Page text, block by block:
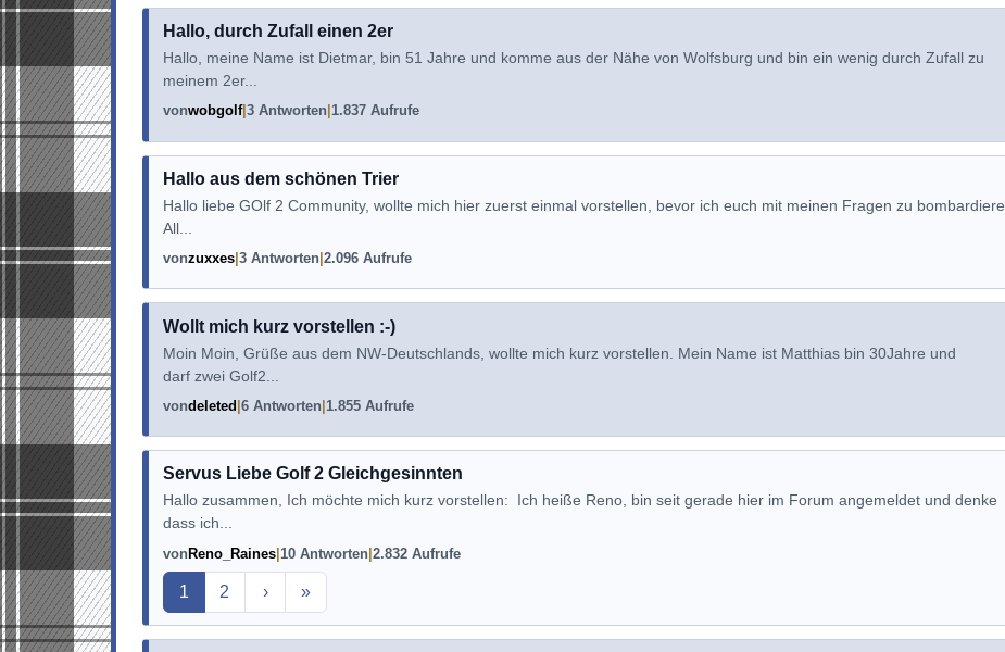
Hallo, durch Zufall einen 2er
Hallo, meine Name ist Dietmar, bin 51 Jahre und komme aus der Nähe von Wolfsburg und bin ein wenig durch Zufall zu
meinem 2er...
vonwobgolf 3 Antworten 1.837 Aufrufe
Hallo aus dem schönen Trier
Hallo liebe GOlf 2 Community, wollte mich hier zuerst einmal vorstellen, bevor ich euch mit meinen Fragen zu bombardiere.
All...
vonzuxxes 3 Antworten 2.096 Aufrufe
Wollt mich kurz vorstellen :-)
Moin Moin, Grüße aus dem NW-Deutschlands, wollte mich kurz vorstellen. Mein Name ist Matthias bin 30Jahre und
darf zwei Golf2...
vondeleted 6 Antworten 1.855 Aufrufe
Servus Liebe Golf 2 Gleichgesinnten
Hallo zusammen, Ich möchte mich kurz vorstellen: Ich heiße Reno, bin seit gerade hier im Forum angemeldet und denke
dass ich...
vonReno_Raines 10 Antworten 2.832 Aufrufe
Aktuelle Seite
1 2 › »